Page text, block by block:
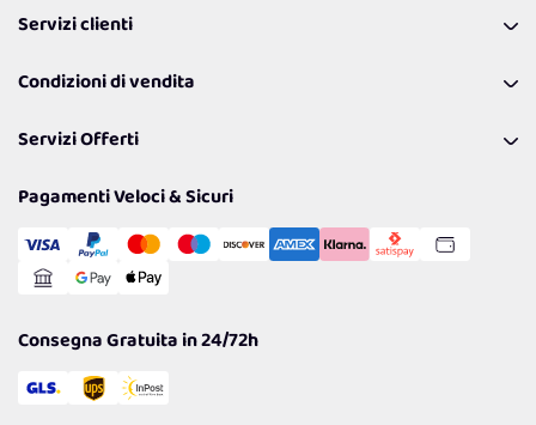
Coupon
Lavora con noi
Politiche per la parità di genere
Servizi clienti
Richiamami
Resi
Condizioni di vendita
Spedizioni
Cookie Policy
Gestisci Cookie
Servizi Offerti
Reso Facile e Veloce
Pagamenti Veloci & Sicuri
Consegna Gratuita in 24/72h